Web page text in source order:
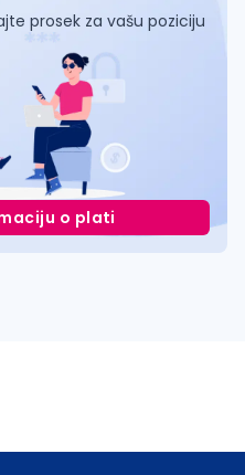
prosek za vašu poziciju
o plati